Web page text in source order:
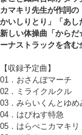
カマキリ先生が作詞
かいしりとり」「あし
新しい体操曲「から
ーナストラックを含む
【収録予定曲】
01．おさんぽマーチ
02．ミライクルクル
03．みらいくんとゆめ
04．はぴねす特急
05．はらぺこカマキリ